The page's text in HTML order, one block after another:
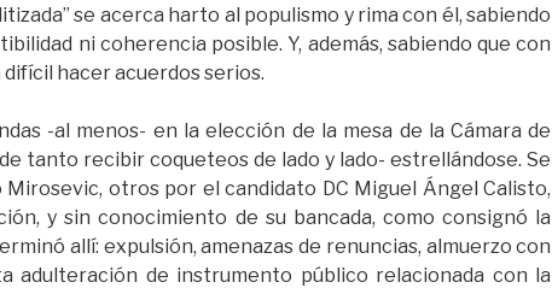
se acerca harto al populismo y rima con él, sabiendo
ni coherencia posible. Y, además, sabiendo que con
hacer acuerdos serios.
-al menos- en la elección de la mesa de la Cámara de
tanto recibir coqueteos de lado y lado- estrellándose. Se
otros por el candidato DC Miguel Ángel Calisto,
y sin conocimiento de su bancada, como consignó la
allí: expulsión, amenazas de renuncias, almuerzo con
adulteración de instrumento público relacionada con la